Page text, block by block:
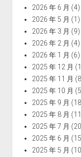
2026 年 6 月 (4)
2026 年 5 月 (1)
2026 年 3 月 (9)
2026 年 2 月 (4)
2026 年 1 月 (6)
2025 年 12 月
2025 年 11 月
2025 年 10 月
2025 年 9 月
2025 年 8 月
2025 年 7 月
2025 年 6 月
2025 年 5 月